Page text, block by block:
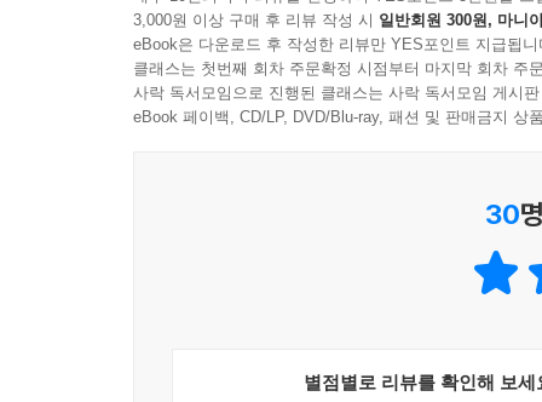
“그 광고가 정말 매출 상승의 원인입니까?” 흥미
을 수식 없이 쉽게 배우다
저자는 『데이터 분석의 힘』을 통해 인과 분석에
다채로운 사례를 들어가며 설명해낸다. 정말 그
흥미롭게 데이터 분석의 세계를 경험케 한다.
그 과정에서 저자가 수식을 사용하지 않고 사례
3,000원 이상 구매 후 리뷰 작성 시 일반회원 300원, 마니
eBook은 다운로드 후 작성한 리뷰만 YES포인트 지급됩니
클래스는 첫번째 회차 주문확정 시점부터 마지막 회차 주
사락 독서모임으로 진행된 클래스는 사락 독서모임 게시
eBook 페이백, CD/LP, DVD/Blu-ray, 패션 및 판매금지 상
30
별점별로 리뷰를 확인해 보세